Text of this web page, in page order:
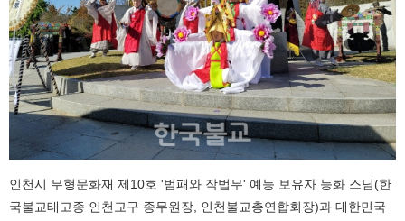
인천시 무형문화재 제10호 '범패와 작법무' 예능 보유자 능화 스님(한
국불교태고종 인천교구 종무원장, 인천불교총연합회장)과 대한민국